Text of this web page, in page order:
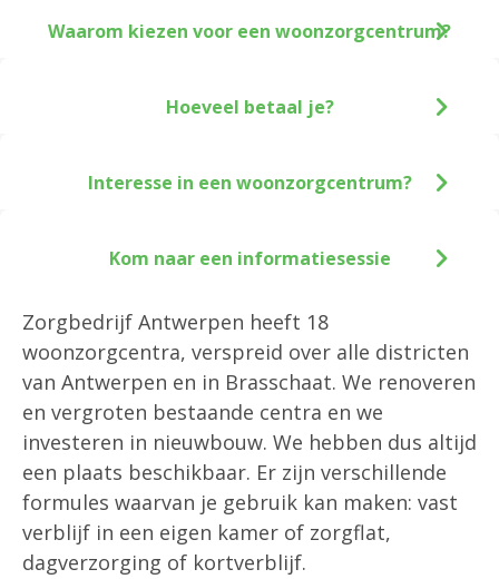
Zorgbedrijf Antwerpen heeft 18
woonzorgcentra, verspreid over alle districten
van Antwerpen en in Brasschaat. We renoveren
en vergroten bestaande centra en we
investeren in nieuwbouw. We hebben dus altijd
een plaats beschikbaar. Er zijn verschillende
formules waarvan je gebruik kan maken: vast
verblijf in een eigen kamer of zorgflat,
dagverzorging of kortverblijf.
Waarom kiezen voor een woonzorgcentrum?
Hoeveel betaal je?
Interesse in een woonzorgcentrum?
Kom naar een informatiesessie